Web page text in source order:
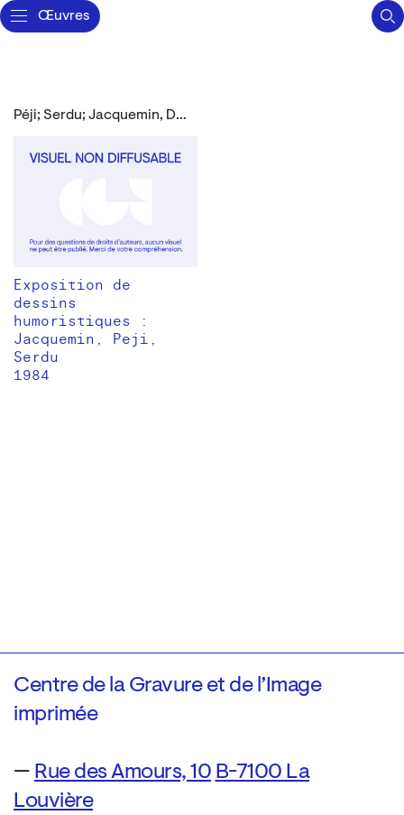
Œuvres
Péji; Serdu; Jacquemin, Dominique
Exposition de
dessins
humoristiques :
Jacquemin, Peji,
Serdu
1984
Centre de la Gravure et de l’Image
imprimée
— Rue des Amours, 10 B-7100 La
Louvière